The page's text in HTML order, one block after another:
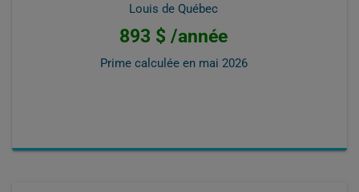
Louis de Québec
893 $ /année
Prime calculée en mai 2026